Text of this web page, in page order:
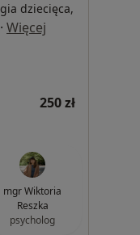
dziecięca,
· Więcej
250 zł
mgr Wiktoria
Reszka
psycholog